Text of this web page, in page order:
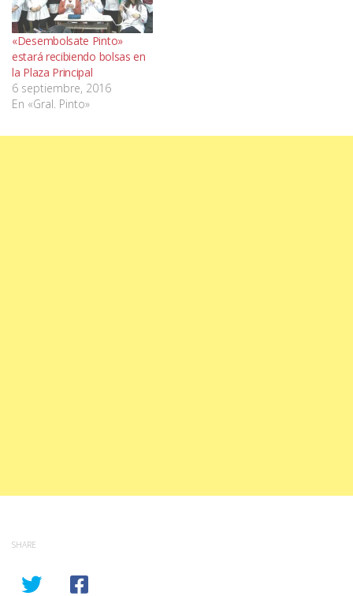
«Desembolsate Pinto»
estará recibiendo bolsas en
la Plaza Principal
6 septiembre, 2016
En «Gral. Pinto»
SHARE